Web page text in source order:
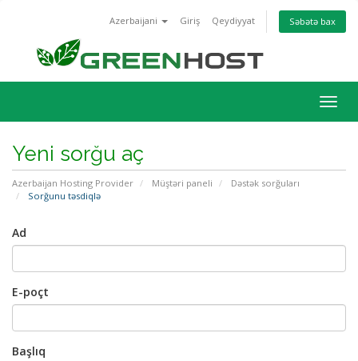
Azerbaijani Giriş Qeydiyyat Səbətə bax
keçid
Yeni sorğu aç
Azerbaijan Hosting Provider Müştəri paneli
Dəstək sorğuları
Sorğunu təsdiqlə
Ad
E-poçt
Başlıq